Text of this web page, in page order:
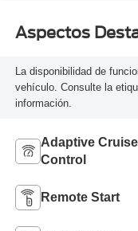
Aspectos
La disponibilidad de
vehículo. Consulte la
información.
Adaptive Cruise
Control
Remote Start